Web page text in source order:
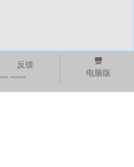
反馈
电脑版